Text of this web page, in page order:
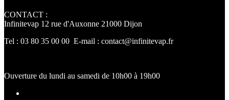
CONTACT :
Infinitevap 12 rue d'Auxonne 21000 Dijon
Tel : 03 80 35 00 00 E-mail : contact@infinitevap.fr
Ouverture du lundi au samedi de 10h00 à 19h00